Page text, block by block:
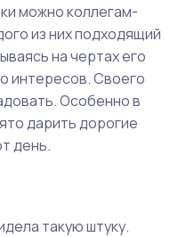
можно коллегам-
из них подходящий
на чертах его
интересов. Своего
Особенно в
дарить дорогие
день.
такую штуку.